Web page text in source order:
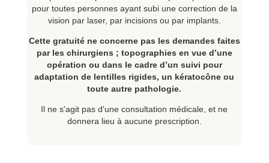
pour toutes personnes ayant subi une correction de la
vision par laser, par incisions ou par implants.
Cette gratuité ne concerne pas les demandes faites
par les chirurgiens ; topographies en vue d’une
opération ou dans le cadre d’un suivi pour
adaptation de lentilles rigides, un kératocône ou
toute autre pathologie.
Il ne s'agit pas d'une consultation médicale, et ne
donnera lieu à aucune prescription.